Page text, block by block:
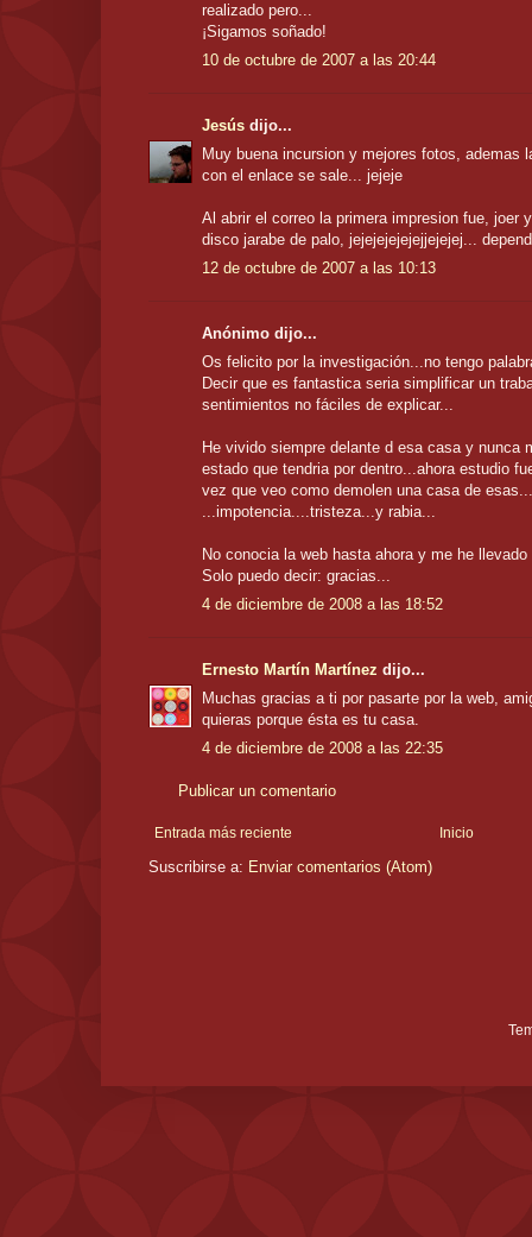
realizado pero...
¡Sigamos soñado!
10 de octubre de 2007 a las 20:44
Jesús dijo...
Muy buena incursion y mejores fotos, ademas
con el enlace se sale... jejeje
Al abrir el correo la primera impresion fue, joer
disco jarabe de palo, jejejejejejejjejejej...
12 de octubre de 2007 a las 10:13
Anónimo dijo...
Os felicito por la investigación...no tengo
Decir que es fantastica seria simplificar un
sentimientos no fáciles de explicar...
He vivido siempre delante d esa casa y nunca
estado que tendria por dentro...ahora estudio
vez que veo como demolen una casa de esas...
...impotencia....tristeza...y rabia...
No conocia la web hasta ahora y me he
Solo puedo decir: gracias...
4 de diciembre de 2008 a las 18:52
Ernesto Martín Martínez dijo...
Muchas gracias a ti por pasarte por la web,
quieras porque ésta es tu casa.
4 de diciembre de 2008 a las 22:35
Publicar un comentario
Entrada más reciente Inicio
Suscribirse a: Enviar comentarios (Atom)